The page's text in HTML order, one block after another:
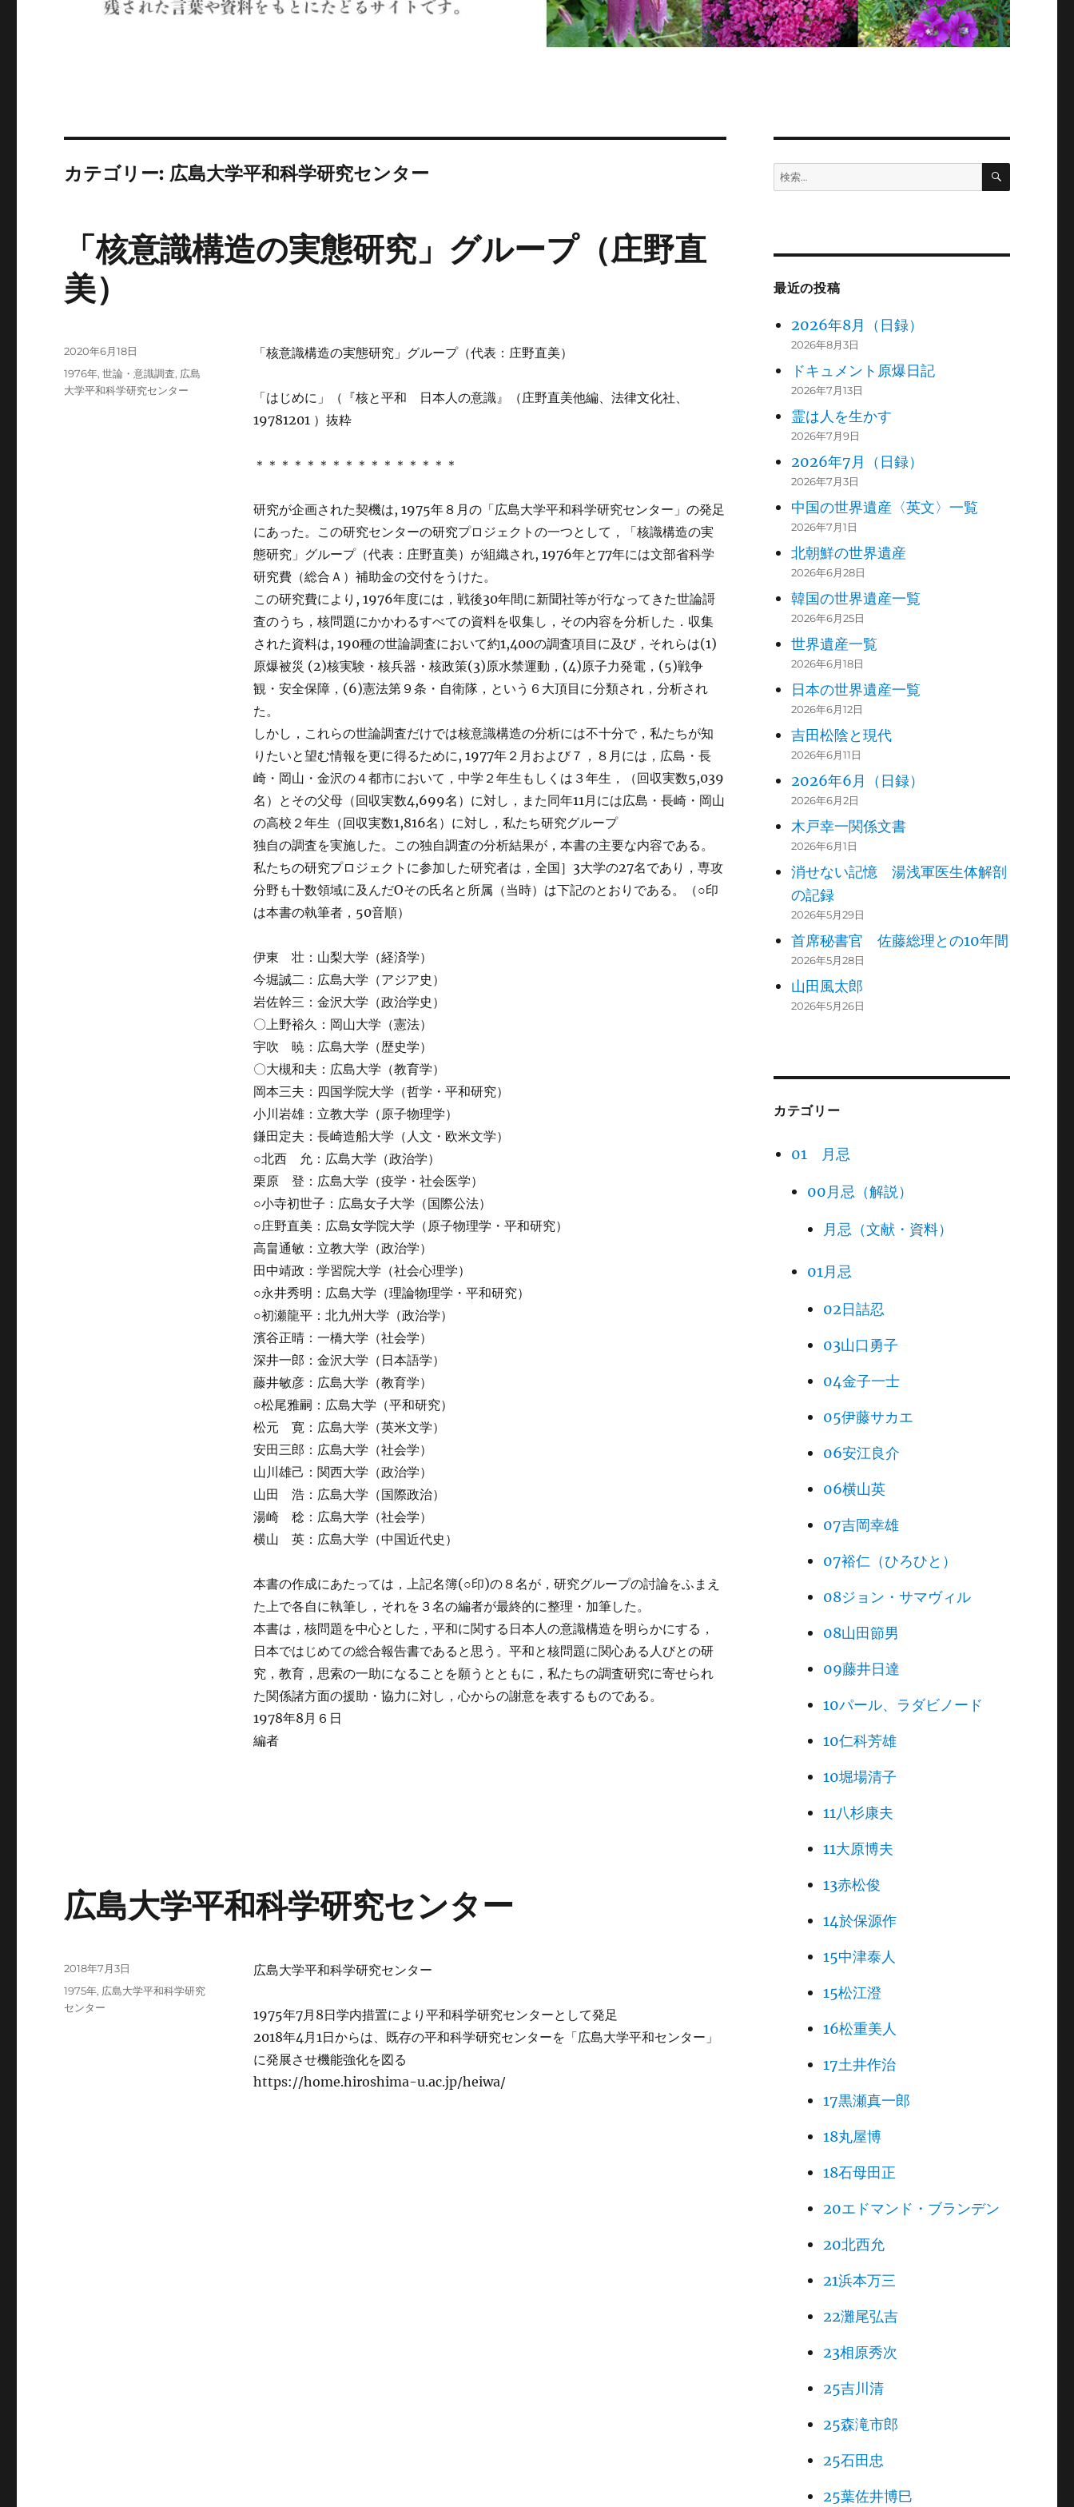
カテゴリー: 広島大学平和科学研究センター
「核意識構造の実態研究」グループ（庄野直
美）
「核意識構造の実態研究」グループ（代表：庄野直美）
「はじめに」（『核と平和 日本人の意識』（庄野直美他編、法律文化社、
19781201 ）抜粋
＊＊＊＊＊＊＊＊＊＊＊＊＊＊＊＊
研究が企画された契機は, 1975年８月の「広島大学平和科学研究センター」の発足
にあった。この研究センターの研究プロジェクトの一つとして，「核識構造の実
態研究」グループ（代表：庄野直美）が組織され, 1976年と77年には文部省科学
研究費（総合Ａ）補助金の交付をうけた。
この研究費により, 1976年度には，戦後30年間に新聞社等が行なってきた世論謌
査のうち，核問題にかかわるすべての資料を収集し，その内容を分析した．収集
された資料は, 190種の世論調査において約1,400の調査項目に及び，それらは(1)
原爆被災 (2)核実験・核兵器・核政策(3)原水禁運動，(4)原子力発電，(5)戦争
観・安全保障，(6)憲法第９条・自衛隊，という６大頂目に分類され，分析され
た。
しかし，これらの世論調査だけでは核意識構造の分析には不十分で，私たちが知
りたいと望む情報を更に得るために, 1977年２月および７，８月には，広島・長
崎・岡山・金沢の４都市において，中学２年生もしくは３年生，（回収実数5,039
名）とその父母（回収実数4,699名）に対し，また同年11月には広島・長崎・岡山
の高校２年生（回収実数1,816名）に対し，私たち研究グループ
独自の調査を実施した。この独自調査の分析結果が，本書の主要な内容である。
私たちの研究プロジェクトに参加した研究者は，全国］3大学の27名であり，専攻
分野も十数領域に及んだOその氏名と所属（当時）は下記のとおりである。（○印
は本書の執筆者，50音順）
伊東 壮：山梨大学（経済学）
今堀誠二：広島大学（アジア史）
岩佐幹三：金沢大学（政治学史）
〇上野裕久：岡山大学（憲法）
宇吹 暁：広島大学（歴史学）
〇大槻和夫：広島大学（教育学）
岡本三夫：四国学院大学（哲学・平和研究）
小川岩雄：立教大学（原子物理学）
鎌田定夫：長崎造船大学（人文・欧米文学）
○北西 允：広島大学（政治学）
栗原 登：広島大学（疫学・社会医学）
○小寺初世子：広島女子大学（国際公法）
○庄野直美：広島女学院大学（原子物理学・平和研究）
高畠通敏：立教大学（政治学）
田中靖政：学習院大学（社会心理学）
○永井秀明：広島大学（理論物理学・平和研究）
○初瀬龍平：北九州大学（政治学）
濱谷正晴：一橋大学（社会学）
深井一郎：金沢大学（日本語学）
藤井敏彦：広島大学（教育学）
○松尾雅嗣：広島大学（平和研究）
松元 寛：広島大学（英米文学）
安田三郎：広島大学（社会学）
山川雄己：関西大学（政治学）
山田 浩：広島大学（国際政治）
湯崎 稔：広島大学（社会学）
横山 英：広島大学（中国近代史）
本書の作成にあたっては，上記名簿(○印)の８名が，研究グループの討論をふまえ
た上で各自に執筆し，それを３名の編者が最終的に整理・加筆した。
本書は，核問題を中心とした，平和に関する日本人の意識構造を明らかにする，
日本ではじめての総合報告書であると思う。平和と核問題に関心ある人びとの研
究，教育，思索の一助になることを願うとともに，私たちの調査研究に寄せられ
た関係諸方面の援助・協力に対し，心からの謝意を表するものである。
1978年8月６日
編者
投
日:
2020年6月18日
カ
テ
1976年,世論・意識調査, 広島
大学平和科学研究センター
広島大学平和科学研究センター
広島大学平和科学研究センター
1975年7月8日学内措置により平和科学研究センターとして発足
2018年4月1日からは、既存の平和科学研究センターを「広島大学平和センター」
に発展させ機能強化を図る
https://home.hiroshima-u.ac.jp/heiwa/
投
2018年7月3日
カ
テ
1975年, 広島大学平和科学研究
センター
検
索:
検
最近の投稿
2026年8月（日録）
2026年8月3日
ドキュメント原爆日記
2026年7月13日
霊は人を生かす
2026年7月9日
2026年7月（日録）
2026年7月3日
中国の世界遺産〈英文〉一覧
2026年7月1日
北朝鮮の世界遺産
2026年6月28日
韓国の世界遺産一覧
2026年6月25日
世界遺産一覧
2026年6月18日
日本の世界遺産一覧
2026年6月12日
吉田松陰と現代
2026年6月11日
2026年6月（日録）
2026年6月2日
木戸幸一関係文書
2026年6月1日
消せない記憶 湯浅軍医生体解剖
の記録
2026年5月29日
首席秘書官 佐藤総理との10年間
2026年5月28日
山田風太郎
2026年5月26日
カテゴリー
01 月忌
00月忌（解説）
月忌（文献・資料）
01月忌
02日詰忍
03山口勇子
04金子一士
05伊藤サカエ
06安江良介
06横山英
07吉岡幸雄
07裕仁（ひろひと）
08ジョン・サマヴィル
08山田節男
09藤井日達
10パール、ラダビノード
10仁科芳雄
10堀場清子
11八杉康夫
11大原博夫
13赤松俊
14於保源作
15中津泰人
15松江澄
16松重美人
17土井作治
17黒瀬真一郎
18丸屋博
18石母田正
20エドマンド・ブランデン
20北西允
21浜本万三
22灘尾弘吉
23相原秀次
25吉川清
25森滝市郎
25石田忠
25葉佐井博巳